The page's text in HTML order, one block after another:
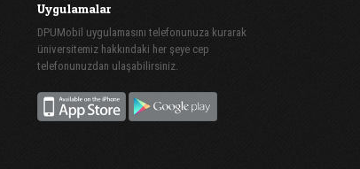
Uygulamalar
DPUMobil uygulamasını telefonunuza kurarak
üniversitemiz hakkındaki her şeye cep
telefonunuzdan ulaşabilirsiniz.